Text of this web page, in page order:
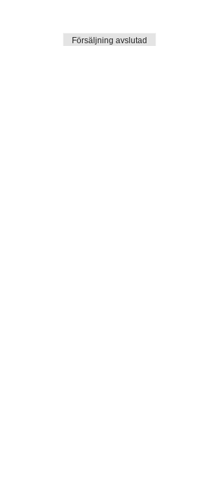
Försäljning avslutad